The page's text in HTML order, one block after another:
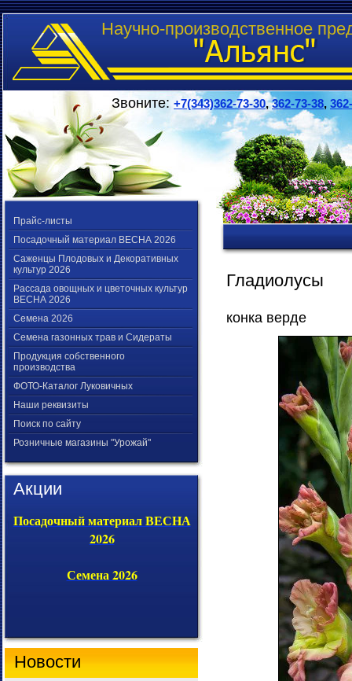
Научно-производственное
Звоните: +7(343)362-73-30,362-73-38,
Прайс-листы
Посадочный материал ВЕСНА 2026
Саженцы Плодовых и Декоративных
культур 2026
Рассада овощных и цветочных культур
ВЕСНА 2026
Семена 2026
Семена газонных трав и Сидераты
Продукция собственного
производства
ФОТО-Каталог Луковичных
Наши реквизиты
Поиск по сайту
Розничные магазины "Урожай"
Акции
Посадочный материал ВЕСНА
2026
Семена 2026
Новости
Гладиолусы
конка верде